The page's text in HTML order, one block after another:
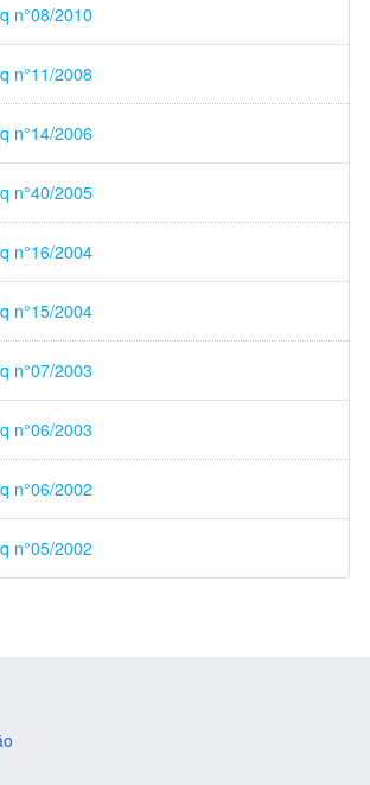
n°08/2010
n°11/2008
n°14/2006
n°40/2005
n°16/2004
n°15/2004
n°07/2003
n°06/2003
n°06/2002
n°05/2002